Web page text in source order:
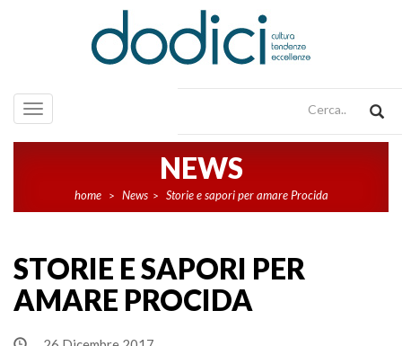
Toggle
navigation
NEWS
home > News > Storie e sapori per amare Procida
STORIE E SAPORI PER
AMARE PROCIDA